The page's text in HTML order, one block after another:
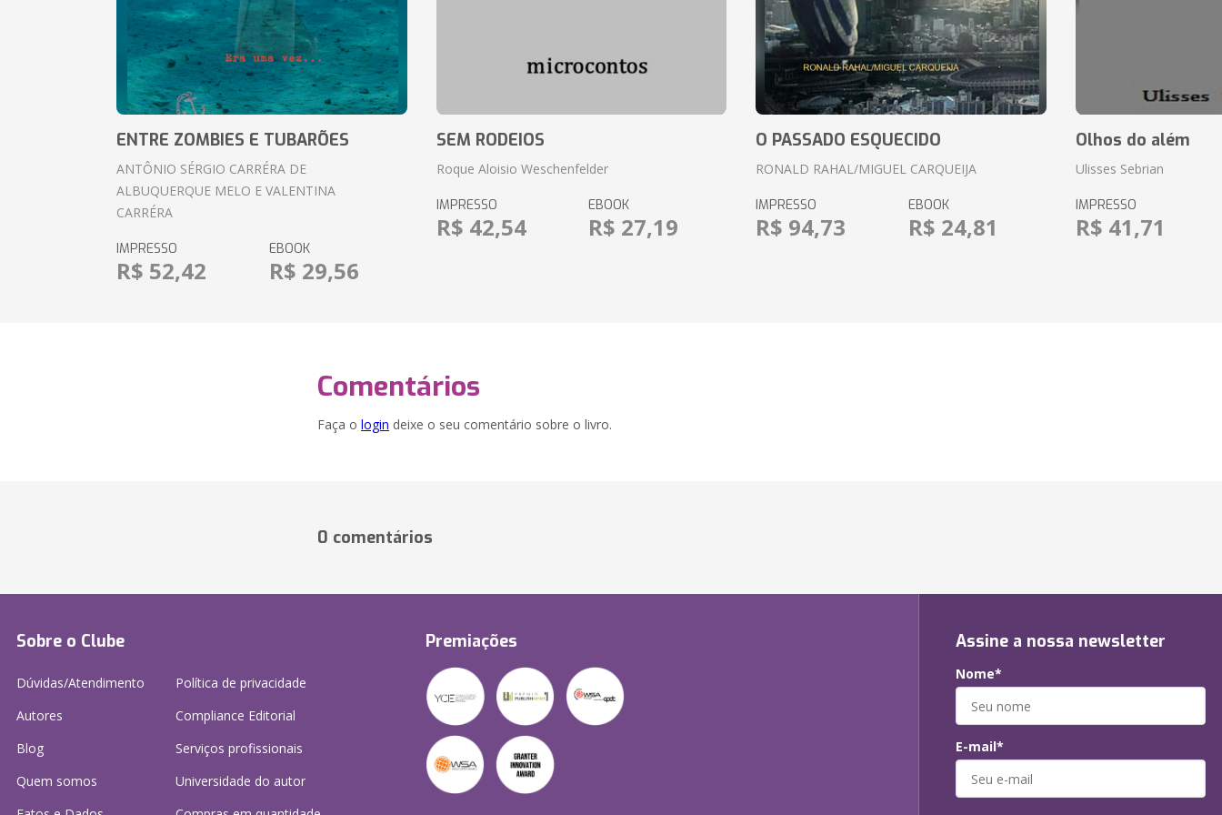
ENTRE ZOMBIES E TUBARÕES
ANTÔNIO SÉRGIO CARRÉRA DE
ALBUQUERQUE MELO E VALENTINA
CARRÉRA
IMPRESSO
R$ 52,42
EBOOK
R$ 29,56
SEM RODEIOS
Roque Aloisio Weschenfelder
IMPRESSO
R$ 42,54
EBOOK
R$ 27,19
O PASSADO ESQUECIDO
RONALD RAHAL/MIGUEL CARQUEIJA
IMPRESSO
R$ 94,73
EBOOK
R$ 24,81
Olhos do além
Ulisses Sebrian
IMPRESSO
R$ 41,71
Comentários
Faça o login deixe o seu comentário sobre o livro.
0 comentários
Sobre o Clube
Dúvidas/Atendimento
Autores
Blog
Quem somos
Política de privacidade
Compliance Editorial
Serviços profissionais
Universidade do autor
Premiações Assine a nossa newsletter
Nome*
E-mail*